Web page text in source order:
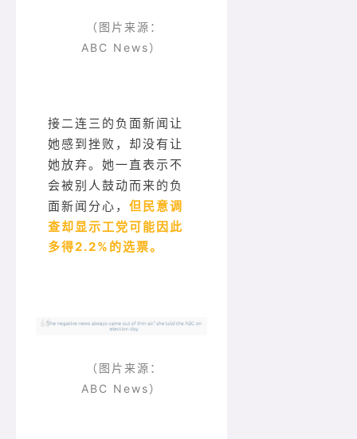
（图片来源：
ABC News）
接二连三的负面新闻让
她感到挫败，却没有让
她放弃。她一直表示不
会被别人鼓动而来的负
面新闻分心， 但民意调
查却显示工党可能因此
多得2.2%的选票。
（图片来源：
ABC News）